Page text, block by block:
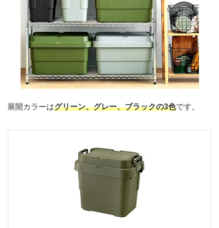
展開カラーはグリーン、グレー、ブラックの3色です。